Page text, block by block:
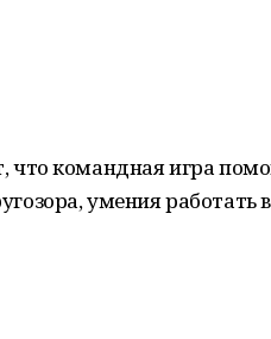
командная игра
умения работать